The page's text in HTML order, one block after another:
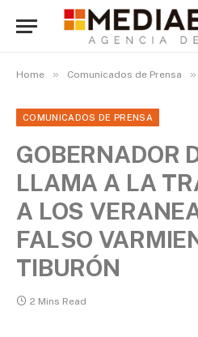
Home » Comunicados de Prensa »
COMUNICADOS DE PRENSA
GOBERNADOR
LLAMA A LA
A LOS
FALSO
TIBURÓN
2 Mins Read